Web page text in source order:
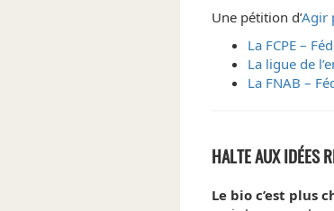
Une pétition d’Agir
La FCPE –
La ligue de
La FNAB –
HALTE AUX IDÉES
Le bio c’est plus